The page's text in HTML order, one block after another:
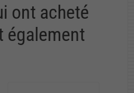
ont acheté
également